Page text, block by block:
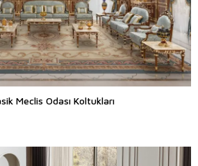
Meclis Odası Koltukları